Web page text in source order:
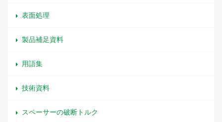
表面処理
製品補足資料
用語集
技術資料
スペーサーの破断トルク